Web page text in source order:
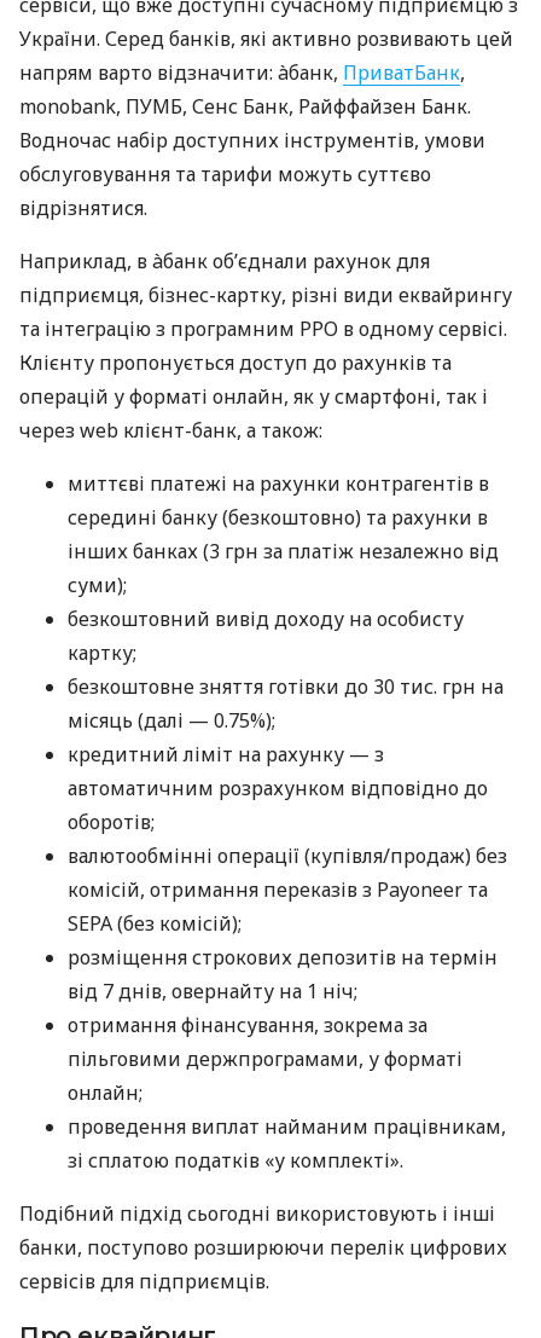
України. Серед банків, які активно розвивають цей
напрям варто відзначити: àбанк, ПриватБанк,
monobank, ПУМБ, Сенс Банк, Райффайзен Банк.
Водночас набір доступних інструментів, умови
обслуговування та тарифи можуть суттєво
відрізнятися.
Наприклад, в àбанк об’єднали рахунок для
підприємця, бізнес-картку, різні види еквайрингу
та інтеграцію з програмним РРО в одному сервісі.
Клієнту пропонується доступ до рахунків та
операцій у форматі онлайн, як у смартфоні, так і
через web клієнт-банк, а також:
миттєві платежі на рахунки контрагентів в
середині банку (безкоштовно) та рахунки в
інших банках (3 грн за платіж незалежно від
суми);
безкоштовний вивід доходу на особисту
картку;
безкоштовне зняття готівки до 30 тис. грн на
місяць (далі — 0.75%);
кредитний ліміт на рахунку — з
автоматичним розрахунком відповідно до
оборотів;
валютообмінні операції (купівля/продаж) без
комісій, отримання переказів з Payoneer та
SEPA (без комісій);
розміщення строкових депозитів на термін
від 7 днів, овернайту на 1 ніч;
отримання фінансування, зокрема за
пільговими держпрограмами, у форматі
онлайн;
проведення виплат найманим працівникам,
зі сплатою податків «у комплекті».
Подібний підхід сьогодні використовують і інші
банки, поступово розширюючи перелік цифрових
сервісів для підприємців.